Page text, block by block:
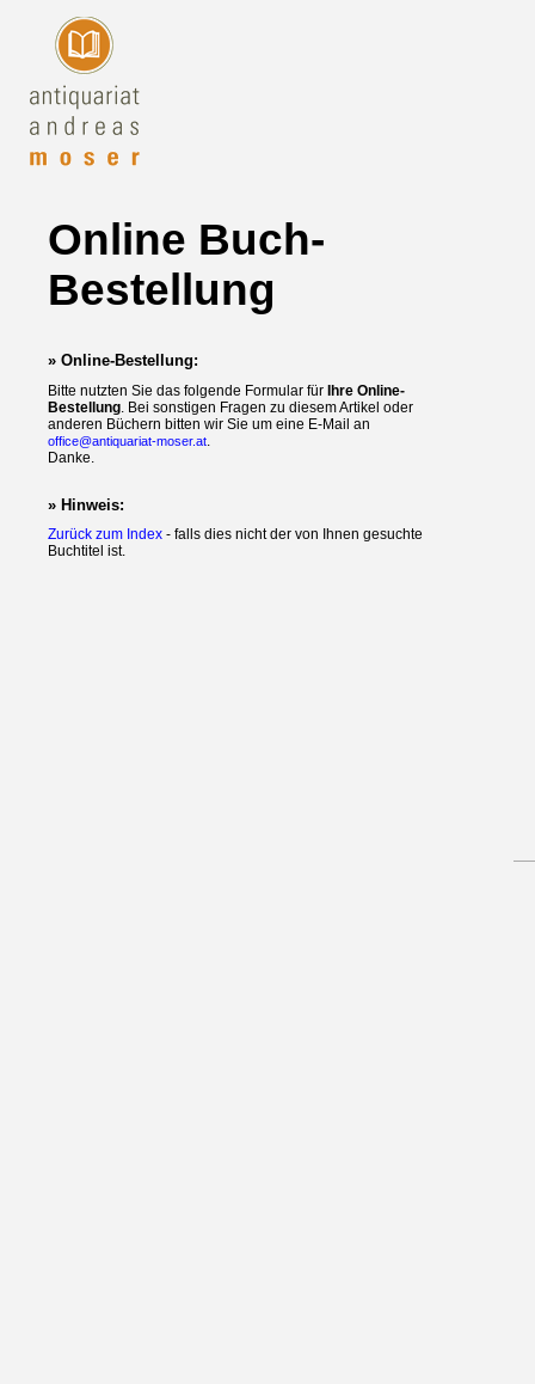
Online Buch-
Bestellung
» Online-Bestellung:
Bitte nutzten Sie das folgende Formular für Ihre Online-
Bestellung . Bei sonstigen Fragen zu diesem Artikel oder
anderen Büchern bitten wir Sie um eine E-Mail an
office@antiquariat-moser.at
Danke.
» Hinweis:
Zurück zum Index - falls dies nicht der von Ihnen gesuchte
Buchtitel ist.